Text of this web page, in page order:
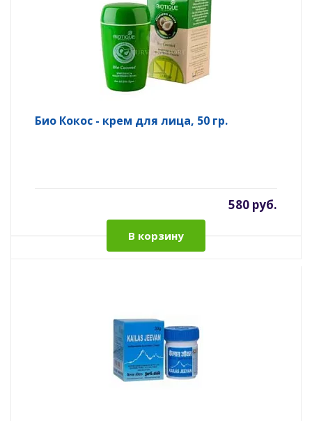
Био Кокос - крем для лица, 50 гр.
580 руб.
В корзину